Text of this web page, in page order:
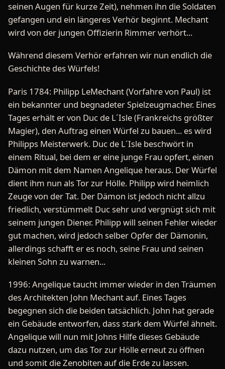
seinen Augen für kurze Zeit), nehmen ihn die Soldaten
gefangen und ein längeres Verhör beginnt. Mechant
wird von der jungen Offizierin Rimmer verhört...
Während diesem Verhör erfahren wir nun endlich die
Geschichte des Würfels!
Paris 1784: Philipp LeMechant (Vorfahre von Paul) ist
ein bekannter und begnadeter Spielzeugmacher. Eines
Tages erhält er von Duc de L´Isle (Frankreichs größter
Magier), den Auftrag einen Würfel zu bauen... es wird
Philipps Meisterwerk. Duc de L´Isle beschwört in
einem Ritual, bei dem er eine junge Frau opfert, einen
Dämon mit dem Namen Angelique heraus. Der Würfel
dient ihm nun als Tor zur Hölle. Philipp wird heimlich
Zeuge von der Tat. Der Dämon ist jedoch nicht allzu
friedlich, verstümmelt Duc sehr und vergnügt sich mit
seinem jungen Diener. Philipp will seinen Fehler wieder
gut machen, wird jedoch selber Opfer der Dämonin,
allerdings schafft er es noch, seine Frau und seinen
kleinen Sohn zu warnen...
1996: Angelique taucht immer wieder in den Träumen
des Architekten John Mechant auf. Eines Tages
begegnen sich die beiden tatsächlich. John hat gerade
ein Gebäude entworfen, dass stark dem Würfel ähnelt.
Angelique will nun mit Johns Hilfe dieses Gebäude
dazu nutzen, um das Tor zur Hölle erneut zu öffnen
und somit die Zenobiten auf die Erde zu lassen.